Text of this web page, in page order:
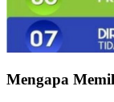
Mengapa